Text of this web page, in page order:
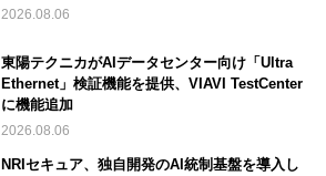
2026.08.06
東陽テクニカがAIデータセンター向け「Ultra
Ethernet」検証機能を提供、VIAVI TestCenter
に機能追加
2026.08.06
NRIセキュア、独自開発のAI統制基盤を導入し